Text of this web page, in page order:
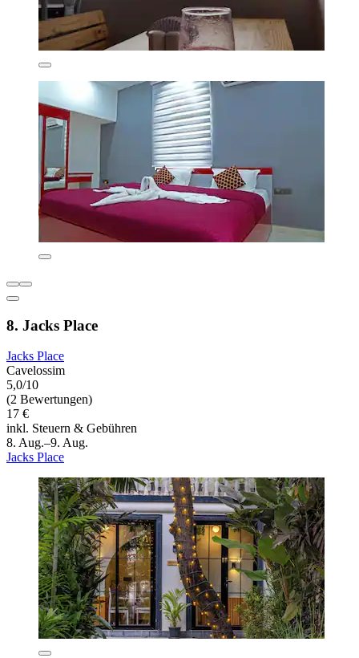
8. Jacks Place
Jacks Place
Cavelossim
5,0/10
(2 Bewertungen)
17 €
inkl. Steuern & Gebühren
8. Aug.–9. Aug.
Jacks Place